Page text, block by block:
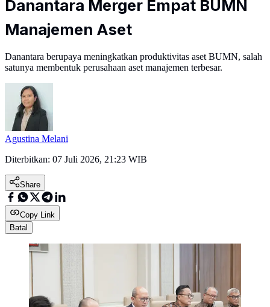
Danantara Merger Empat BUMN
Manajemen Aset
Danantara berupaya meningkatkan produktivitas aset BUMN, salah
satunya membentuk perusahaan aset manajemen terbesar.
Agustina Melani
Diterbitkan: 07 Juli 2026, 21:23 WIB
Share
Copy Link
Batal